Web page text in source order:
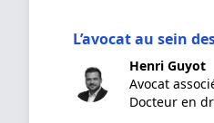
L’avocat au sein
Henri Guyot
Avocat
Docteur en